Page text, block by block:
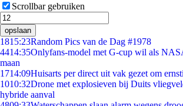
Scrollbar gebruiken
opslaan
1815:23Random Pics van de Dag #1978
4414:35Onlyfans-model met G-cup wil als
maan
1714:09Huisarts per direct uit vak gezet om
1010:32Drone met explosieven bij Duits
hybride aanval